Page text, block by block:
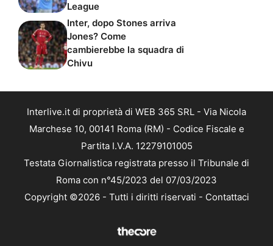
League
Inter, dopo Stones arriva
Jones? Come
cambierebbe la squadra di
Chivu
Interlive.it di proprietà di WEB 365 SRL - Via Nicola
Marchese 10, 00141 Roma (RM) - Codice Fiscale e
Partita I.V.A. 12279101005
Testata Giornalistica registrata presso il Tribunale di
Roma con n°45/2023 del 07/03/2023
Copyright ©2026 - Tutti i diritti riservati - Contattaci